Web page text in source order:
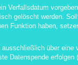
Verfallsdatum vorgeben
gelöscht werden.
Funktion haben,
über eine
Datenspende erfolgen